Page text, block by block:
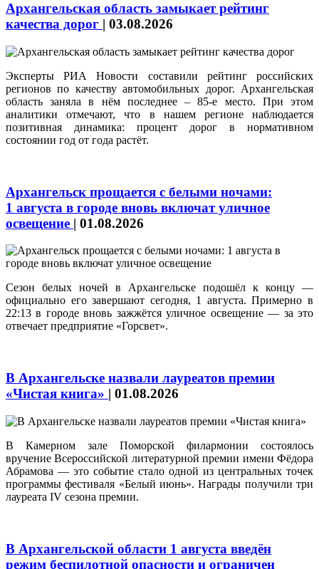
Архангельская область замыкает рейтинг
качества дорог | 03.08.2026
Эксперты РИА Новости составили рейтинг российских
регионов по качеству автомобильных дорог. Архангельская
область заняла в нём последнее – 85-е место. При этом
аналитики отмечают, что в нашем регионе наблюдается
позитивная динамика: процент дорог в нормативном
состоянии год от года растёт.
Архангельск прощается с белыми ночами:
1 августа в городе вновь включат уличное
освещение | 01.08.2026
Сезон белых ночей в Архангельске подошёл к концу —
официально его завершают сегодня, 1 августа. Примерно в
22:13 в городе вновь зажжётся уличное освещение — за это
отвечает предприятие «Горсвет».
В Архангельске назвали лауреатов премии
«Чистая книга» | 01.08.2026
В Камерном зале Поморской филармонии состоялось
вручение Всероссийской литературной премии имени Фёдора
Абрамова — это событие стало одной из центральных точек
программы фестиваля «Белый июнь». Награды получили три
лауреата IV сезона премии.
В Архангельской области 1 августа введён
режим беспилотной опасности и ограничен